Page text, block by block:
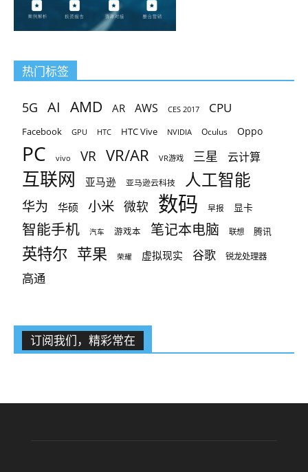
热门标签
5G AI AMD AR AWS CES 2017 CPU
Facebook GPU HTC HTC Vive NVIDIA Oculus Oppo
PC vivo VR VR/AR VR游戏 三星 云计算
互联网 亚马逊 亚马逊云科技 人工智能
华为 华硕 小米 微软 数码 早报 显卡
智能手机 汽车 游戏本 笔记本电脑 联想 腾讯
英特尔 苹果 荣耀 虚拟现实 谷歌 锐龙处理器
高通
订阅我们，精彩常在